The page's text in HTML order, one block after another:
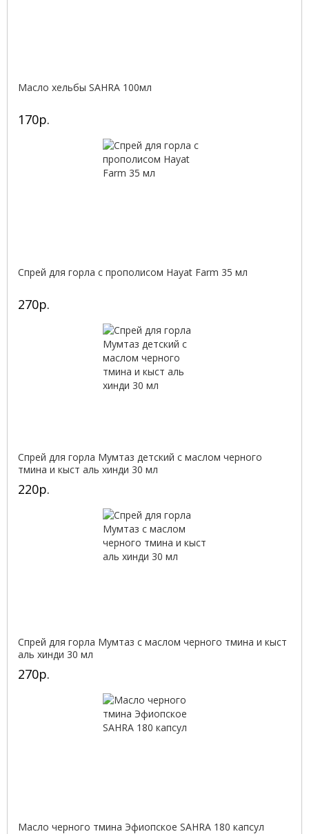
Масло хельбы SAHRA 100мл
170р.
Спрей для горла с прополисом Hayat Farm 35 мл
270р.
Спрей для горла Мумтаз детский с маслом черного
тмина и кыст аль хинди 30 мл
220р.
Спрей для горла Мумтаз с маслом черного тмина и кыст
аль хинди 30 мл
270р.
Масло черного тмина Эфиопское SAHRA 180 капсул